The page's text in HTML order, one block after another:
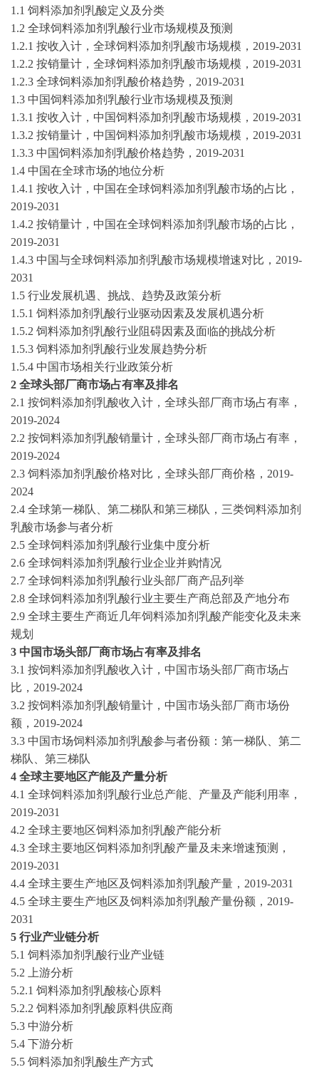
1.1 饲料添加剂乳酸定义及分类
1.2 全球饲料添加剂乳酸行业市场规模及预测
1.2.1 按收入计，全球饲料添加剂乳酸市场规模， 2019-2031
1.2.2 按销量计，全球饲料添加剂乳酸市场规模， 2019-2031
1.2.3 全球饲料添加剂乳酸价格趋势， 2019-2031
1.3 中国饲料添加剂乳酸行业市场规模及预测
1.3.1 按收入计，中国饲料添加剂乳酸市场规模， 2019-2031
1.3.2 按销量计，中国饲料添加剂乳酸市场规模， 2019-2031
1.3.3 中国饲料添加剂乳酸价格趋势， 2019-2031
1.4 中国在全球市场的地位分析
1.4.1 按收入计，中国在全球饲料添加剂乳酸市场的占比，
2019-2031
1.4.2 按销量计，中国在全球饲料添加剂乳酸市场的占比，
2019-2031
1.4.3 中国与全球饲料添加剂乳酸市场规模增速对比， 2019-
2031
1.5 行业发展机遇、挑战、趋势及政策分析
1.5.1 饲料添加剂乳酸行业驱动因素及发展机遇分析
1.5.2 饲料添加剂乳酸行业阻碍因素及面临的挑战分析
1.5.3 饲料添加剂乳酸行业发展趋势分析
1.5.4 中国市场相关行业政策分析
2 全球头部厂商市场占有率及排名
2.1 按饲料添加剂乳酸收入计，全球头部厂商市场占有率，
2019-2024
2.2 按饲料添加剂乳酸销量计，全球头部厂商市场占有率，
2019-2024
2.3 饲料添加剂乳酸价格对比，全球头部厂商价格， 2019-
2024
2.4 全球第一梯队、第二梯队和第三梯队，三类饲料添加剂
乳酸市场参与者分析
2.5 全球饲料添加剂乳酸行业集中度分析
2.6 全球饲料添加剂乳酸行业企业并购情况
2.7 全球饲料添加剂乳酸行业头部厂商产品列举
2.8 全球饲料添加剂乳酸行业主要生产商总部及产地分布
2.9 全球主要生产商近几年饲料添加剂乳酸产能变化及未来
规划
3 中国市场头部厂商市场占有率及排名
3.1 按饲料添加剂乳酸收入计，中国市场头部厂商市场占
比， 2019-2024
3.2 按饲料添加剂乳酸销量计，中国市场头部厂商市场份
额， 2019-2024
3.3 中国市场饲料添加剂乳酸参与者份额：第一梯队、第二
梯队、第三梯队
4 全球主要地区产能及产量分析
4.1 全球饲料添加剂乳酸行业总产能、产量及产能利用率，
2019-2031
4.2 全球主要地区饲料添加剂乳酸产能分析
4.3 全球主要地区饲料添加剂乳酸产量及未来增速预测，
2019-2031
4.4 全球主要生产地区及饲料添加剂乳酸产量， 2019-2031
4.5 全球主要生产地区及饲料添加剂乳酸产量份额， 2019-
2031
5 行业产业链分析
5.1 饲料添加剂乳酸行业产业链
5.2 上游分析
5.2.1 饲料添加剂乳酸核心原料
5.2.2 饲料添加剂乳酸原料供应商
5.3 中游分析
5.4 下游分析
5.5 饲料添加剂乳酸生产方式